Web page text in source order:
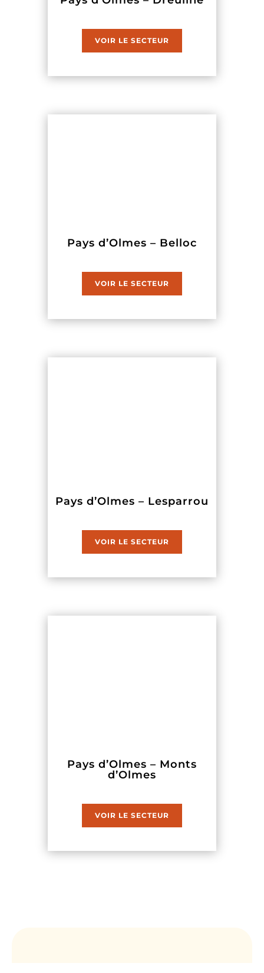
VOIR LE SECTEUR
Pays d’Olmes – Belloc
VOIR LE SECTEUR
Pays d’Olmes – Lesparrou
VOIR LE SECTEUR
Pays d’Olmes – Monts
d’Olmes
VOIR LE SECTEUR